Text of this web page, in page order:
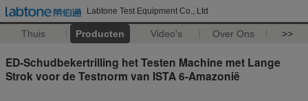
Labtone Test Equipment Co., Ltd
Thuis Producten Video's Over Ons >>
ED-Schudbekertrilling het Testen Machine met Lange
Strok voor de Testnorm van ISTA 6-Amazonië